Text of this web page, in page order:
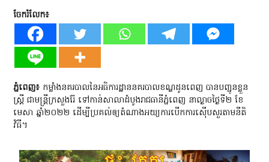
ចែករំលែក៖
ភ្នំពេញ៖ កម្លាំងនគរបាលនៃអធិការដ្ឋាននគរបាលខណ្ឌដូនពេញ បានបញ្ជូនខ្លួន
ស្ត្រី ជាមន្រ្តីក្រសួងរ៉ែ ទៅកាន់សាលាដំបូងរាជធានីភ្នំពេញ នាល្ងាចថ្ងៃទី២ ខែ
មេសា ឆ្នាំ២០២២ ដើម្បីប្រគល់ឲ្យតំណាងអយ្យការបើកការស៊ើបសួរតាមនីតិ
វិធី។